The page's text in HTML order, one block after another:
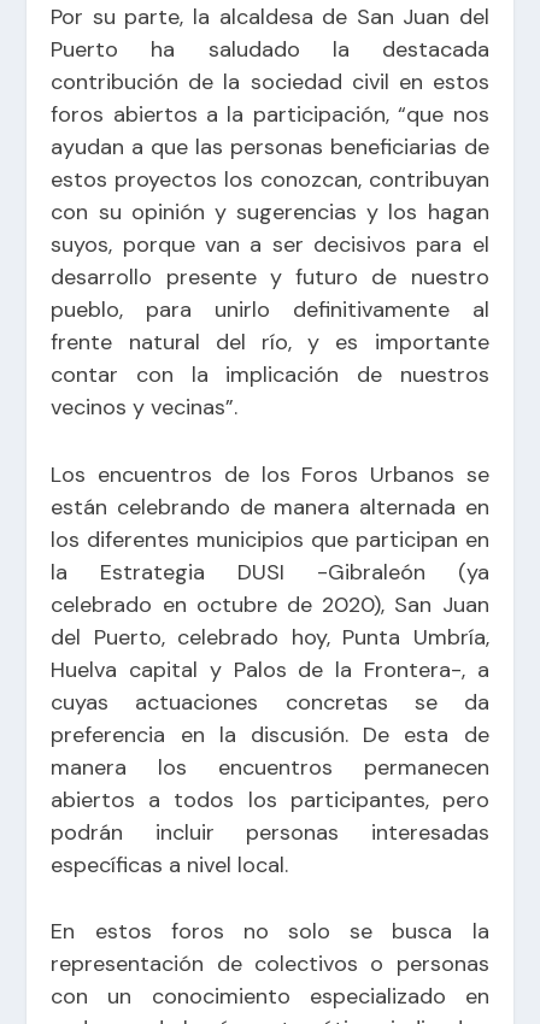
Por su parte, la alcaldesa de San Juan del
Puerto ha saludado la destacada
contribución de la sociedad civil en estos
foros abiertos a la participación, “que nos
ayudan a que las personas beneficiarias de
estos proyectos los conozcan, contribuyan
con su opinión y sugerencias y los hagan
suyos, porque van a ser decisivos para el
desarrollo presente y futuro de nuestro
pueblo, para unirlo definitivamente al
frente natural del río, y es importante
contar con la implicación de nuestros
vecinos y vecinas”.
Los encuentros de los Foros Urbanos se
están celebrando de manera alternada en
los diferentes municipios que participan en
la Estrategia DUSI -Gibraleón (ya
celebrado en octubre de 2020), San Juan
del Puerto, celebrado hoy, Punta Umbría,
Huelva capital y Palos de la Frontera-, a
cuyas actuaciones concretas se da
preferencia en la discusión. De esta de
manera los encuentros permanecen
abiertos a todos los participantes, pero
podrán incluir personas interesadas
específicas a nivel local.
En estos foros no solo se busca la
representación de colectivos o personas
con un conocimiento especializado en